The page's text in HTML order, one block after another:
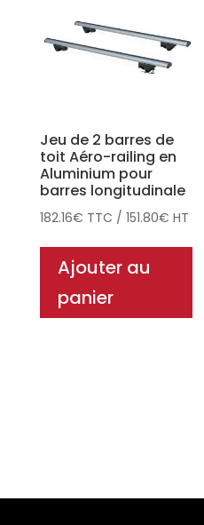
Jeu de 2 barres de
toit Aéro-railing en
Aluminium pour
barres longitudinale
182.16€ TTC / 151.80€ HT
Ajouter au
panier